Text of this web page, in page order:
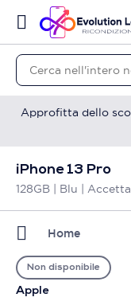
Approfitta dello
iPhone 13 Pro
128GB | Blu |
Home
Apple
Non disponibile